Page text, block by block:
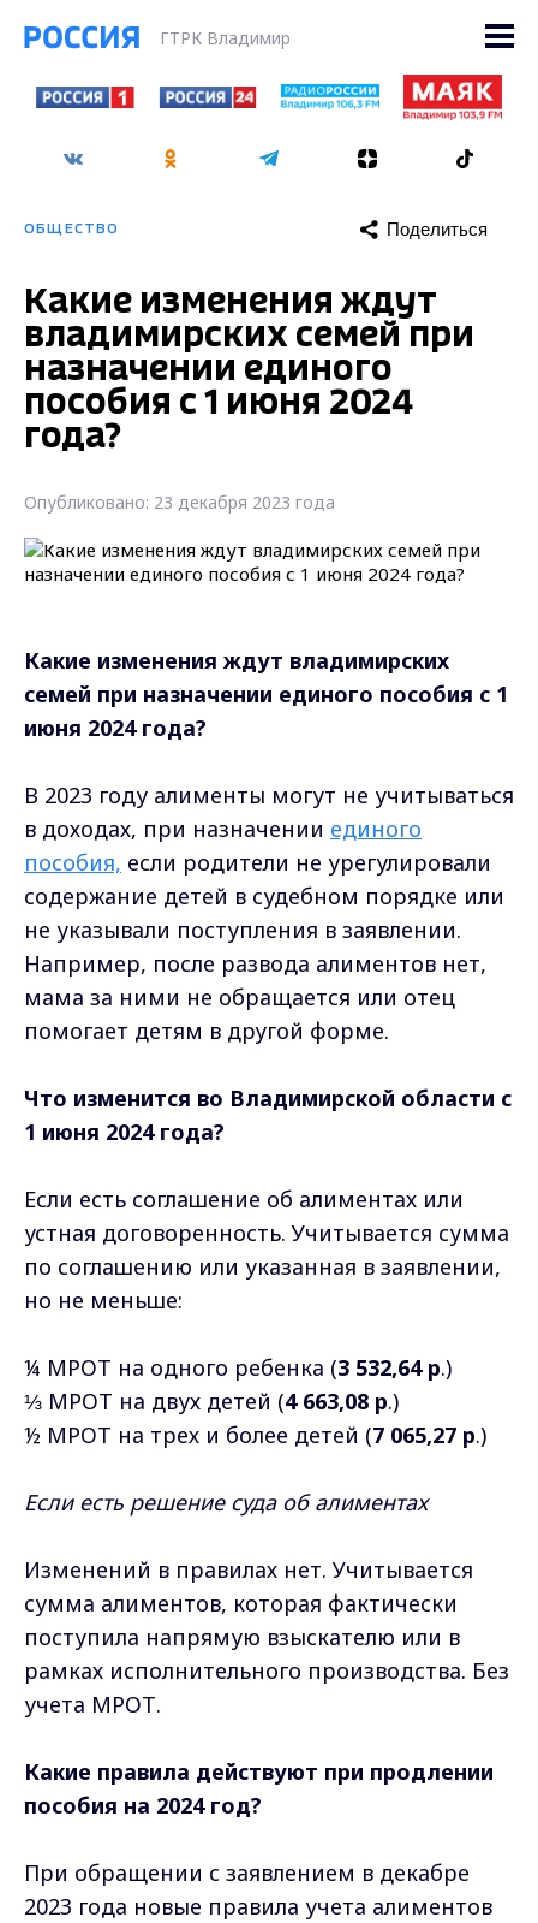
ГТРК Владимир
ОБЩЕСТВО Поделиться
Какие изменения ждут
владимирских семей при
назначении единого
пособия с 1 июня 2024
года?
Опубликовано: 23 декабря 2023 года
Какие изменения ждут владимирских
семей при назначении единого пособия с 1
июня 2024 года?
В 2023 году алименты могут не учитываться
в доходах, при назначении единого
пособия, если родители не урегулировали
содержание детей в судебном порядке или
не указывали поступления в заявлении.
Например, после развода алиментов нет,
мама за ними не обращается или отец
помогает детям в другой форме.
Что изменится во Владимирской области с
1 июня 2024 года?
Если есть соглашение об алиментах или
устная договоренность. Учитывается сумма
по соглашению или указанная в заявлении,
но не меньше:
¼ МРОТ на одного ребенка (3 532,64 р.)
⅓ МРОТ на двух детей (4 663,08 р.)
½ МРОТ на трех и более детей (7 065,27 р.)
Если есть решение суда об алиментах
Изменений в правилах нет. Учитывается
сумма алиментов, которая фактически
поступила напрямую взыскателю или в
рамках исполнительного производства. Без
учета МРОТ.
Какие правила действуют при продлении
пособия на 2024 год?
При обращении с заявлением в декабре
2023 года новые правила учета алиментов